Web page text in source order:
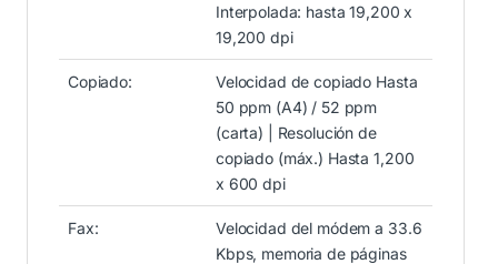
Interpolada: hasta 19,200 x
19,200 dpi
Copiado:
Velocidad de copiado Hasta
50 ppm (A4) / 52 ppm
(carta) | Resolución de
copiado (máx.) Hasta 1,200
x 600 dpi
Fax:
Velocidad del módem a 33.6
Kbps, memoria de páginas